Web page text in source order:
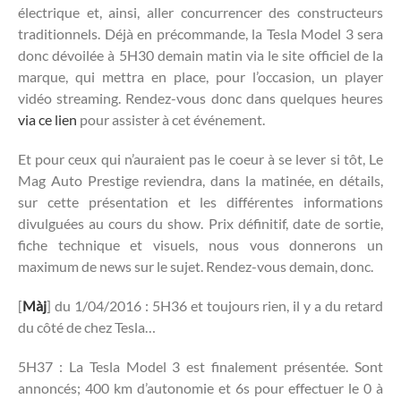
électrique et, ainsi, aller concurrencer des constructeurs
traditionnels. Déjà en précommande, la Tesla Model 3 sera
donc dévoilée à 5H30 demain matin via le site officiel de la
marque, qui mettra en place, pour l’occasion, un player
vidéo streaming. Rendez-vous donc dans quelques heures
via ce lien pour assister à cet événement.
Et pour ceux qui n’auraient pas le coeur à se lever si tôt, Le
Mag Auto Prestige reviendra, dans la matinée, en détails,
sur cette présentation et les différentes informations
divulguées au cours du show. Prix définitif, date de sortie,
fiche technique et visuels, nous vous donnerons un
maximum de news sur le sujet. Rendez-vous demain, donc.
[Màj] du 1/04/2016 : 5H36 et toujours rien, il y a du retard
du côté de chez Tesla…
5H37 : La Tesla Model 3 est finalement présentée. Sont
annoncés; 400 km d’autonomie et 6s pour effectuer le 0 à